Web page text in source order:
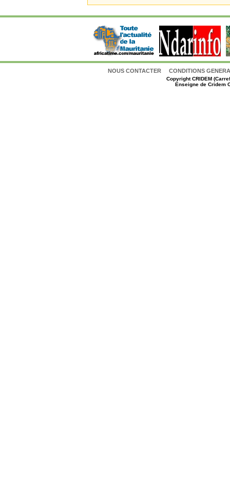
NOUS CONTACTER CONDITIONS
CopyrightCRIDEM
Enseigne de Cridem